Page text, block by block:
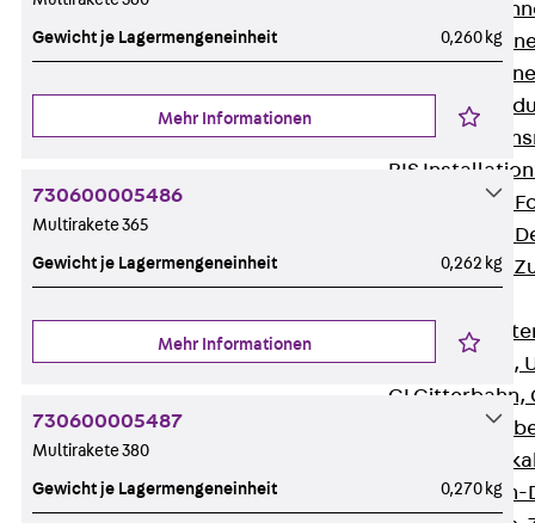
RGM
RGS
RGL
RI
RIS
Kabelrinnen-
Kabelrinnen-
Kabelrinnen-
Zurück
G Gitterbahn,
GI Gitterbahn,
GTD
GTDW
Gitterbahnen-
Gewicht je Lagermengeneinheit 0,260 kg
Mehr Informationen
730600005486
Multirakete 365
Gewicht je Lagermengeneinheit 0,262 kg
Mehr Informationen
730600005487
Multirakete 380
Gewicht je Lagermengeneinheit 0,270 kg